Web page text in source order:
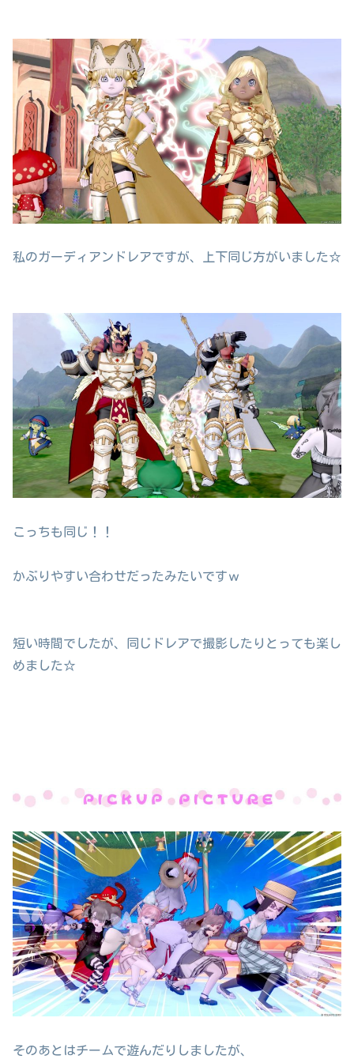
私のガーディアンドレアですが、上下同じ方がいました☆
こっちも同じ！！
かぶりやすい合わせだったみたいですｗ
短い時間でしたが、同じドレアで撮影したりとっても楽し
めました☆
そのあとはチームで遊んだりしましたが、